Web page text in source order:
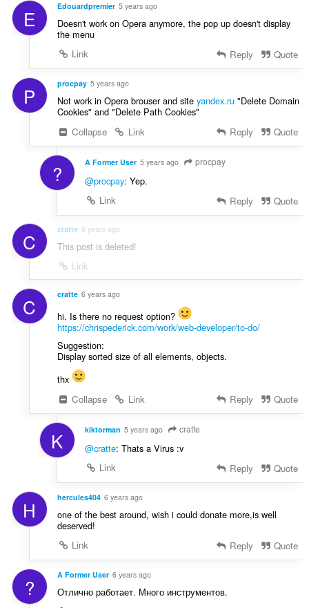
E Edouardpremier 5 years ago
Doesn't work on Opera anymore, the pop up doesn't display
the menu
Link
Reply Quote
P procpay 5 years ago
Not work in Opera brouser and site yandex.ru"Delete Domain
Cookies" and "Delete Path Cookies"
Collapse
Link Reply Quote
? A Former User 5 years ago procpay
@procpay: Yep.
Link
Reply Quote
C cratte 6 years ago
This post is deleted!
Link
C cratte 6 years ago
hi. Is there no request option?
https://chrispederick.com/work/web-developer/to-do/
Suggestion:
Display sorted size of all elements, objects.
thx
Collapse
Link Reply Quote
K kiktorman 5 years ago cratte
@cratte: Thats a Virus :v
Link
Reply Quote
H hercules404 6 years ago
one of the best around, wish i could donate more,is well
deserved!
Link
Reply Quote
? A Former User 6 years ago
Отлично работает. Много инструментов.